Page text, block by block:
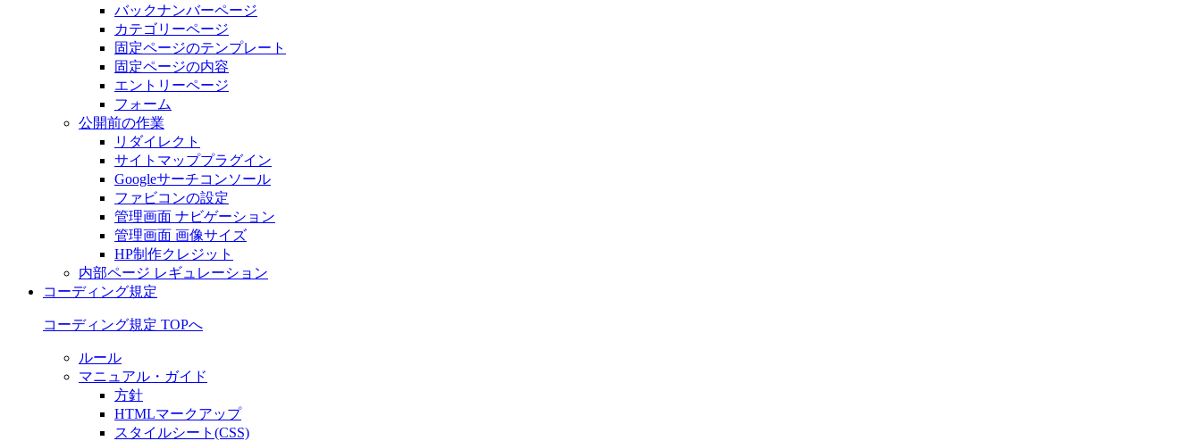
バックナンバーページ
カテゴリーページ
固定ページのテンプレート
固定ページの内容
エントリーページ
フォーム
公開前の作業
リダイレクト
サイトマッププラグイン
Googleサーチコンソール
ファビコンの設定
管理画面 ナビゲーション
管理画面 画像サイズ
HP制作クレジット
内部ページ レギュレーション
コーディング規定
コーディング規定 TOPへ
ルール
マニュアル・ガイド
方針
HTMLマークアップ
スタイルシート(CSS)